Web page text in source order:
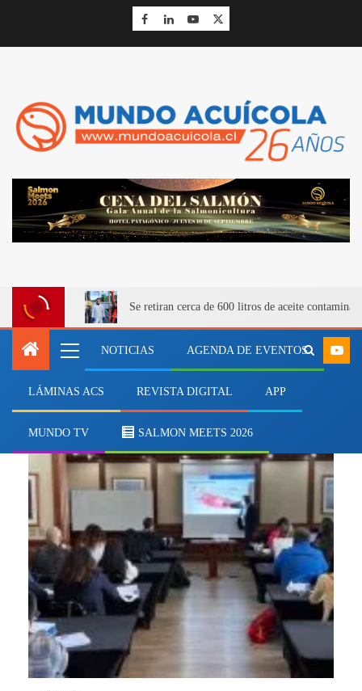
Se retiran cerca de 600 litros de aceite
NOTICIAS AGENDA DE EVENTOS
LÁMINAS ACS REVISTA DIGITAL APP
MUNDO TV SALMON MEETS 2026
Equipos